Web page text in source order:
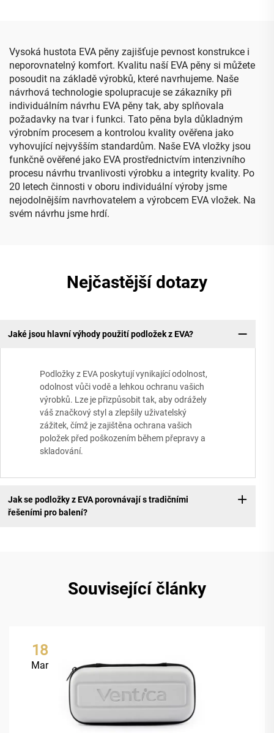
inzulín
příslušenství
Vysoká hustota EVA pěny zajišťuje pevnost konstrukce i
neporovnatelný komfort. Kvalitu naší EVA pěny si můžete
posoudit na základě výrobků, které navrhujeme. Naše
návrhová technologie spolupracuje se zákazníky při
individuálním návrhu EVA pěny tak, aby splňovala
požadavky na tvar i funkci. Tato pěna byla důkladným
výrobním procesem a kontrolou kvality ověřena jako
vyhovující nejvyšším standardům. Naše EVA vložky jsou
funkčně ověřené jako EVA prostřednictvím intenzivního
procesu návrhu trvanlivosti výrobku a integrity kvality. Po
20 letech činnosti v oboru individuální výroby jsme
nejodolnějším navrhovatelem a výrobcem EVA vložek. Na
svém návrhu jsme hrdí.
Nejčastější dotazy
Jaké jsou hlavní výhody použití podložek z EVA?
Podložky z EVA poskytují vynikající odolnost,
odolnost vůči vodě a lehkou ochranu vašich
výrobků. Lze je přizpůsobit tak, aby odrážely
váš značkový styl a zlepšily uživatelský
zážitek, čímž je zajištěna ochrana vašich
položek před poškozením během přepravy a
skladování.
Jak se podložky z EVA porovnávají s tradičními
řešeními pro balení?
Související články
18
Mar